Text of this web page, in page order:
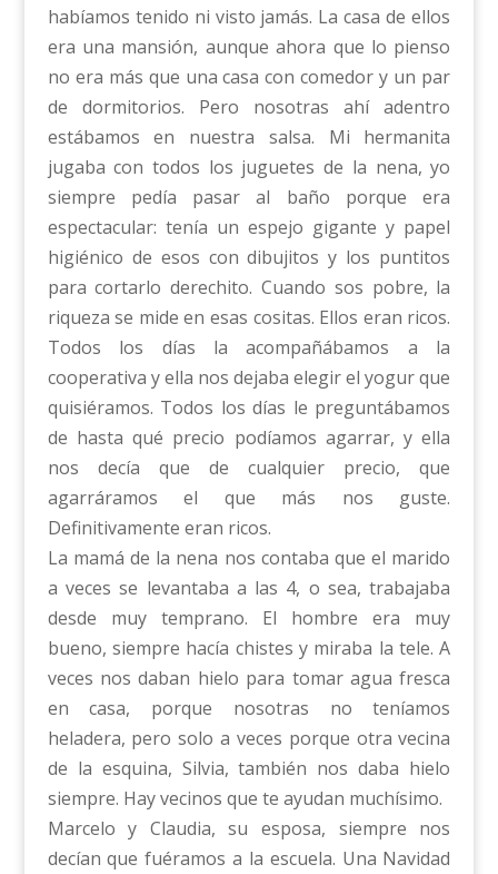
habíamos tenido ni visto jamás. La casa de ellos
era una mansión, aunque ahora que lo pienso
no era más que una casa con comedor y un par
de dormitorios. Pero nosotras ahí adentro
estábamos en nuestra salsa. Mi hermanita
jugaba con todos los juguetes de la nena, yo
siempre pedía pasar al baño porque era
espectacular: tenía un espejo gigante y papel
higiénico de esos con dibujitos y los puntitos
para cortarlo derechito. Cuando sos pobre, la
riqueza se mide en esas cositas. Ellos eran ricos.
Todos los días la acompañábamos a la
cooperativa y ella nos dejaba elegir el yogur que
quisiéramos. Todos los días le preguntábamos
de hasta qué precio podíamos agarrar, y ella
nos decía que de cualquier precio, que
agarráramos el que más nos guste.
Definitivamente eran ricos.
La mamá de la nena nos contaba que el marido
a veces se levantaba a las 4, o sea, trabajaba
desde muy temprano. El hombre era muy
bueno, siempre hacía chistes y miraba la tele. A
veces nos daban hielo para tomar agua fresca
en casa, porque nosotras no teníamos
heladera, pero solo a veces porque otra vecina
de la esquina, Silvia, también nos daba hielo
siempre. Hay vecinos que te ayudan muchísimo.
Marcelo y Claudia, su esposa, siempre nos
decían que fuéramos a la escuela. Una Navidad